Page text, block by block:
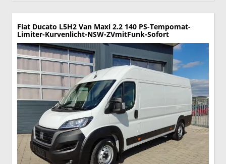
Fiat Ducato L5H2 Van Maxi 2.2 140 PS-Tempomat-
Limiter-Kurvenlicht-NSW-ZVmitFunk-Sofort